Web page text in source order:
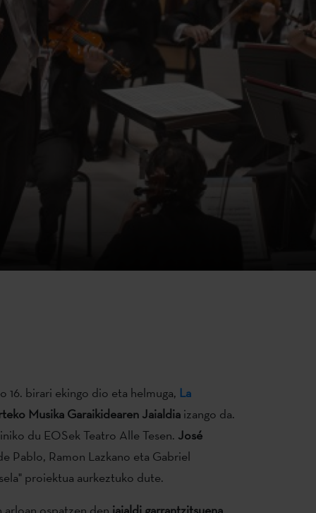
16. birari ekingo dio eta helmuga, La
Musika Garaikidearen Jaialdiaizango da.
du EOSek Teatro Alle Tesen. José
Pablo, Ramon Lazkano eta Gabriel
proiektua aurkeztuko dute.
arloan ospatzen den jaialdi garrantzitsuena